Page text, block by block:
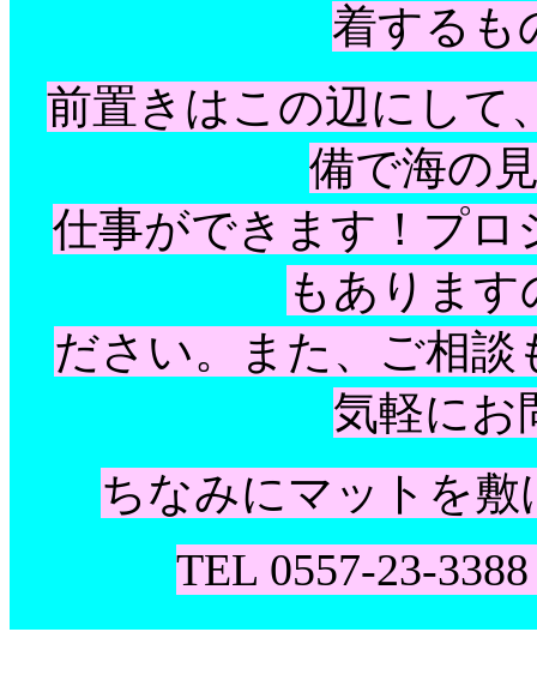
着するも
前置きはこの辺にして
備で海の
仕事ができます！プ
もありま
ださい。また、ご相
気軽にお
ちなみにマットを
TEL 0557-23-